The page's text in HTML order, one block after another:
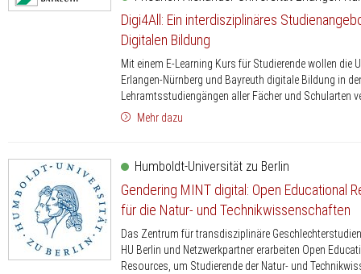
Digi4All: Ein interdisziplinäres
Digitalen Bildung
Mit einem E-Learning Kurs für Studierende wollen die
Erlangen-Nürnberg und Bayreuth digitale Bildung in
Lehramtsstudiengängen aller Fächer und Schularten
Mehr dazu
Humboldt-Universität zu Berlin
Gendering MINT digital: Open Educational
für die Natur- und Technikwissenschaften
Das Zentrum für transdisziplinäre
HU Berlin und Netzwerkpartner erarbeiten Open
Resources, um Studierende der Natur- und